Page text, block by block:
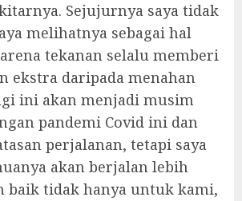
Sejujurnya saya tidak
melihatnya sebagai hal
tekanan selalu memberi
ekstra daripada menahan
ini akan menjadi musim
pandemi Covid ini dan
perjalanan, tetapi saya
akan berjalan lebih
baik tidak hanya untuk kami,